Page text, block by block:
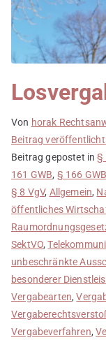
Von horak
Beitrag
Beitrag gepostet in§
161 GWB, § 166
§ 8 VgV, Allgemein,
öffentliches
SektVO,
unbeschränkte
besonderer
Vergabearten,
Vergabeverfahren,